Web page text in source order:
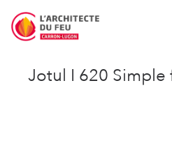
Jotul I 620 Simple